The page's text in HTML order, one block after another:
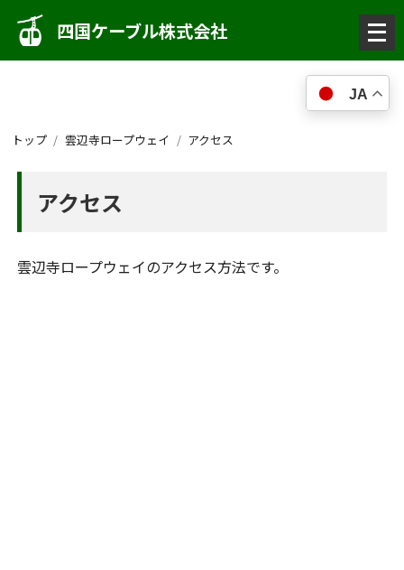
メ
ニ
ュ
ー
四国ケーブル株式会社
JA
トップ 雲辺寺ロープウェイ アクセス
アクセス
雲辺寺ロープウェイのアクセス方法です。